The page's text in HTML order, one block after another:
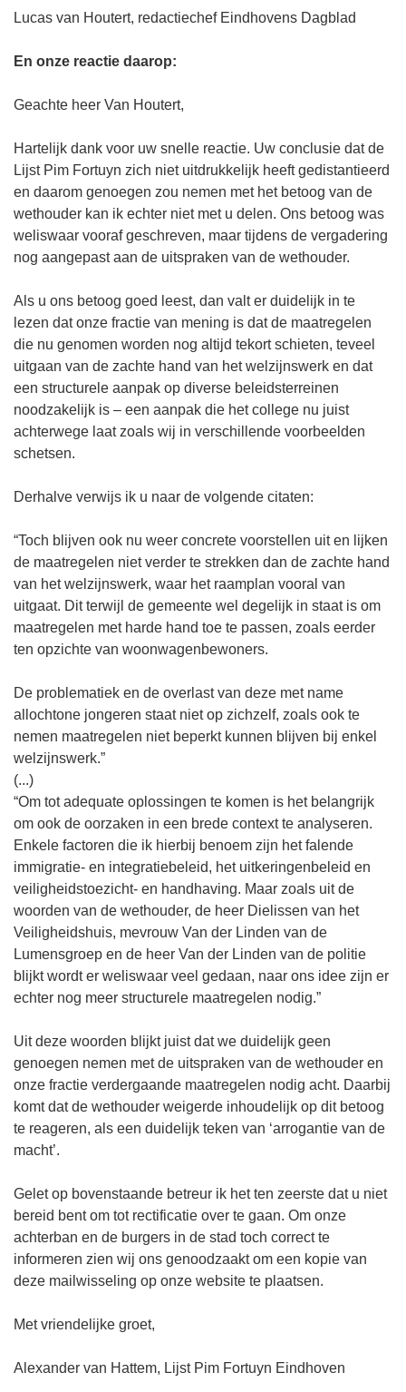
Lucas van Houtert, redactiechef Eindhovens Dagblad
En onze reactie daarop:
Geachte heer Van Houtert,
Hartelijk dank voor uw snelle reactie. Uw conclusie dat de
Lijst Pim Fortuyn zich niet uitdrukkelijk heeft gedistantieerd
en daarom genoegen zou nemen met het betoog van de
wethouder kan ik echter niet met u delen. Ons betoog was
weliswaar vooraf geschreven, maar tijdens de vergadering
nog aangepast aan de uitspraken van de wethouder.
Als u ons betoog goed leest, dan valt er duidelijk in te
lezen dat onze fractie van mening is dat de maatregelen
die nu genomen worden nog altijd tekort schieten, teveel
uitgaan van de zachte hand van het welzijnswerk en dat
een structurele aanpak op diverse beleidsterreinen
noodzakelijk is – een aanpak die het college nu juist
achterwege laat zoals wij in verschillende voorbeelden
schetsen.
Derhalve verwijs ik u naar de volgende citaten:
“Toch blijven ook nu weer concrete voorstellen uit en lijken
de maatregelen niet verder te strekken dan de zachte hand
van het welzijnswerk, waar het raamplan vooral van
uitgaat. Dit terwijl de gemeente wel degelijk in staat is om
maatregelen met harde hand toe te passen, zoals eerder
ten opzichte van woonwagenbewoners.
De problematiek en de overlast van deze met name
allochtone jongeren staat niet op zichzelf, zoals ook te
nemen maatregelen niet beperkt kunnen blijven bij enkel
welzijnswerk.”
(...)
“Om tot adequate oplossingen te komen is het belangrijk
om ook de oorzaken in een brede context te analyseren.
Enkele factoren die ik hierbij benoem zijn het falende
immigratie- en integratiebeleid, het uitkeringenbeleid en
veiligheidstoezicht- en handhaving. Maar zoals uit de
woorden van de wethouder, de heer Dielissen van het
Veiligheidshuis, mevrouw Van der Linden van de
Lumensgroep en de heer Van der Linden van de politie
blijkt wordt er weliswaar veel gedaan, naar ons idee zijn er
echter nog meer structurele maatregelen nodig.”
Uit deze woorden blijkt juist dat we duidelijk geen
genoegen nemen met de uitspraken van de wethouder en
onze fractie verdergaande maatregelen nodig acht. Daarbij
komt dat de wethouder weigerde inhoudelijk op dit betoog
te reageren, als een duidelijk teken van ‘arrogantie van de
macht’.
Gelet op bovenstaande betreur ik het ten zeerste dat u niet
bereid bent om tot rectificatie over te gaan. Om onze
achterban en de burgers in de stad toch correct te
informeren zien wij ons genoodzaakt om een kopie van
deze mailwisseling op onze website te plaatsen.
Met vriendelijke groet,
Alexander van Hattem, Lijst Pim Fortuyn Eindhoven